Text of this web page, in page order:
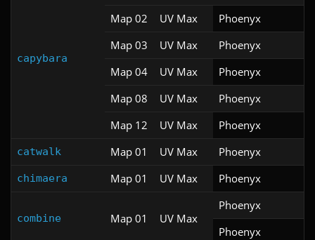
capybara
Map 02
UV Max Phoenyx
Map 03
UV Max Phoenyx
Map 04
UV Max Phoenyx
Map 08
UV Max Phoenyx
Map 12
UV Max Phoenyx
catwalk Map 01 UV Max Phoenyx
chimaera Map 01 UV Max Phoenyx
combine Map 01 UV Max
Phoenyx
Phoenyx